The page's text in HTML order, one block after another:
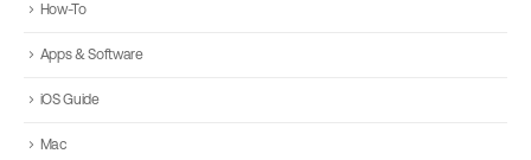
How-To
Apps & Software
iOS Guide
Mac